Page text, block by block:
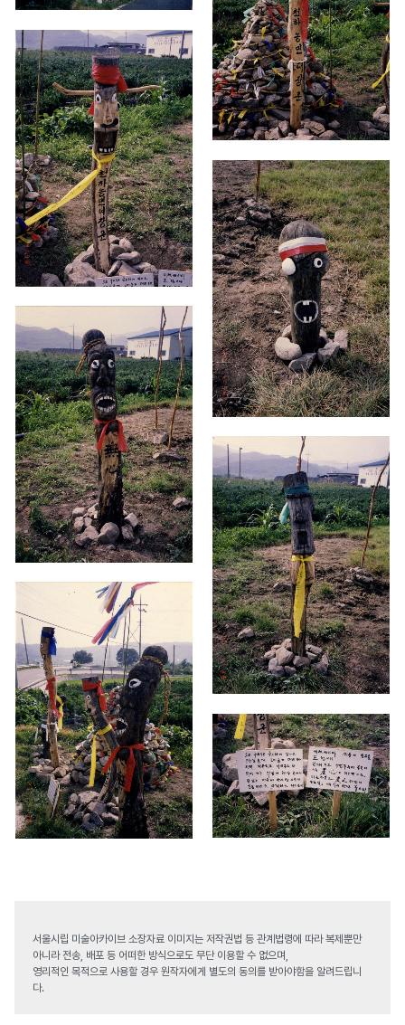
서울시립 미술아카이브 소장자료 이미지는 저작권법 등 관계법령에 따라 복제뿐만
아니라 전송, 배포 등 어떠한 방식으로도 무단 이용할 수 없으며,
영리적인 목적으로 사용할 경우 원작자에게 별도의 동의를 받아야함을 알려드립니
다.